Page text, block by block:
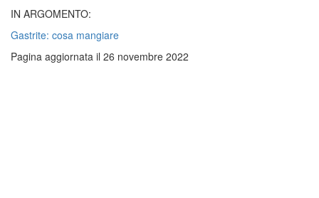
IN ARGOMENTO:
Gastrite: cosa mangiare
Pagina aggiornata il 26 novembre 2022